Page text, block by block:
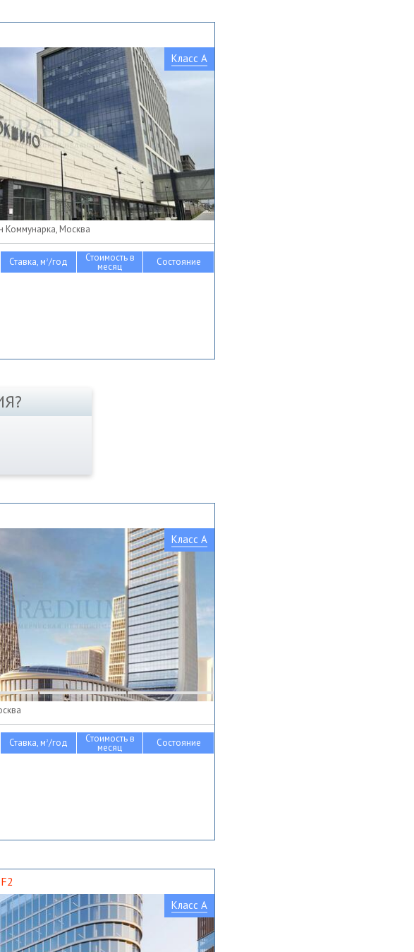
Класс A
Коммунарка, Москва
Ставка, м2/год Стоимость в
месяц Состояние
Класс A
Ставка, м2/год Стоимость в
месяц Состояние
Класс A